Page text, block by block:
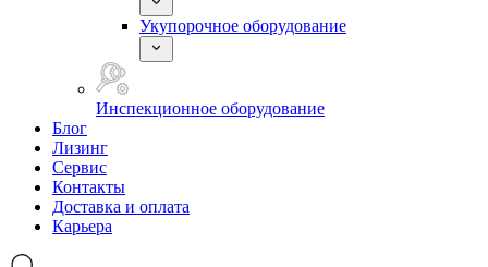
Укупорочное оборудование
Инспекционное оборудование
Блог
Лизинг
Сервис
Контакты
Доставка и оплата
Карьера